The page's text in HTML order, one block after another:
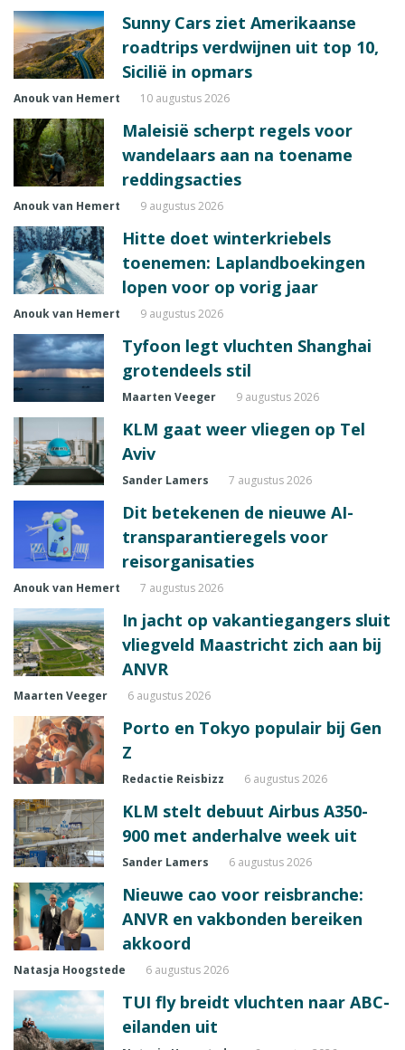
Sunny Cars ziet Amerikaanse
roadtrips verdwijnen uit top 10,
Sicilië in opmars
Anouk van Hemert 10 augustus 2026
Maleisië scherpt regels voor
wandelaars aan na toename
reddingsacties
Anouk van Hemert 9 augustus 2026
Hitte doet winterkriebels
toenemen: Laplandboekingen
lopen voor op vorig jaar
Anouk van Hemert 9 augustus 2026
Tyfoon legt vluchten Shanghai
grotendeels stil
Maarten Veeger 9 augustus 2026
KLM gaat weer vliegen op Tel
Aviv
Sander Lamers 7 augustus 2026
Dit betekenen de nieuwe AI-
transparantieregels voor
reisorganisaties
Anouk van Hemert 7 augustus 2026
In jacht op vakantiegangers sluit
vliegveld Maastricht zich aan bij
ANVR
Maarten Veeger 6 augustus 2026
Porto en Tokyo populair bij Gen
Z
Redactie Reisbizz 6 augustus 2026
KLM stelt debuut Airbus A350-
900 met anderhalve week uit
Sander Lamers 6 augustus 2026
Nieuwe cao voor reisbranche:
ANVR en vakbonden bereiken
akkoord
Natasja Hoogstede 6 augustus 2026
TUI fly breidt vluchten naar ABC-
eilanden uit